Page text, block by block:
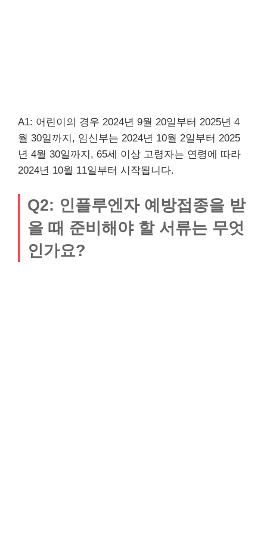
A1: 어린이의 경우 2024년 9월 20일부터 2025년 4
월 30일까지, 임신부는 2024년 10월 2일부터 2025
년 4월 30일까지, 65세 이상 고령자는 연령에 따라
2024년 10월 11일부터 시작됩니다.
Q2: 인플루엔자 예방접종을 받
을 때 준비해야 할 서류는 무엇
인가요?